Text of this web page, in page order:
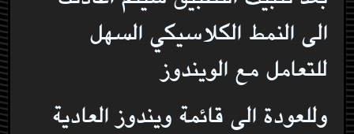
الى النمط الكلاسيكي السهل
للتعامل مع الويندوز
وللعودة الى قائمة ويندوز العادية